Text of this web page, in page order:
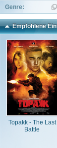
Genre:
Empfohlene
Topakk - The Last
Battle